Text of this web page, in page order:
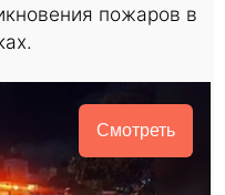
пожаров в
Смотреть